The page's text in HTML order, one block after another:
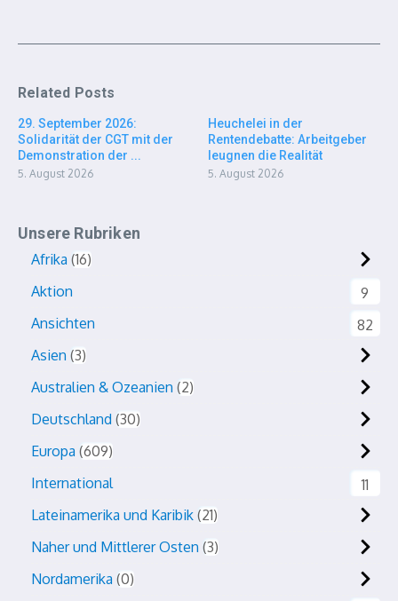
Related Posts
29. September 2026:
Solidarität der CGT mit der
Demonstration der ...
5. August 2026
Heuchelei in der
Rentendebatte: Arbeitgeber
leugnen die Realität
5. August 2026
Unsere Rubriken
Afrika 16
Aktion
9
Ansichten
82
Asien 3
Australien & Ozeanien 2
Deutschland 30
Europa 609
International
11
Lateinamerika und Karibik 21
Naher und Mittlerer Osten 3
Nordamerika 0